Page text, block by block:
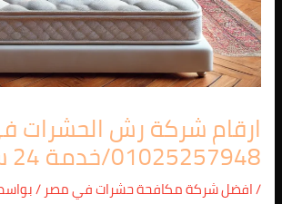
ارقام شركة رش الحشرات
01025257948/خدمة 24 ساعة
/افضل شركة مكافحة حشرات في مصر/